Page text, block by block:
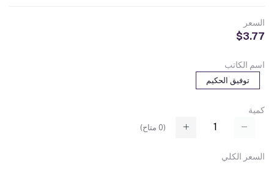
السعر
$3.77
اسم الكاتب
توفيق الحكيم
كمية
(
0 متاح)
السعر الكلي